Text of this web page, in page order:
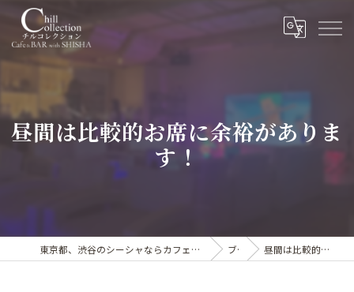
昼間は比較的お席に余裕がありま
す！
東京都、渋谷のシーシャならカフェ&シーシャバー Chill collection渋谷センター街店 ブログ 昼間は比較的お席に余裕があります！